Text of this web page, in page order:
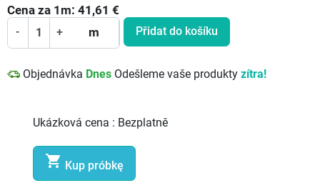
Cena za 1 m: 41,61 €
- + m Přidat do košíku
Objednávka Dnes Odešleme vaše produkty zítra!
Ukázková cena : Bezplatně
 Kup próbkę